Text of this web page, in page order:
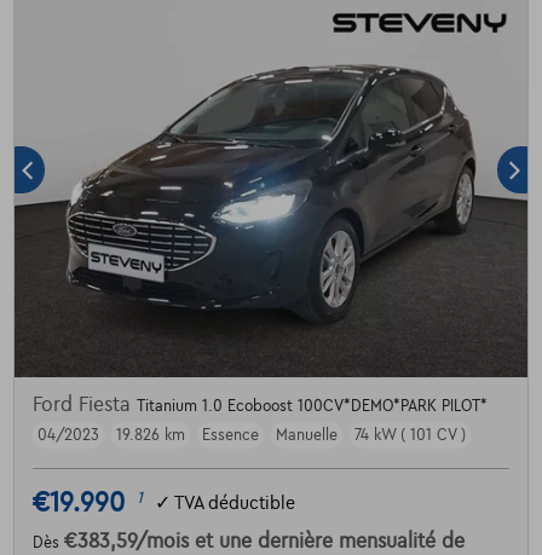
Ford Fiesta
Titanium 1.0 Ecoboost 100CV*DEMO*PARK PILOT*
04/2023
19.826 km Essence Manuelle 74 kW ( 101 CV )
€19.990 1 ✓ TVA déductible
Dès €383,59/mois et une dernière mensualité de